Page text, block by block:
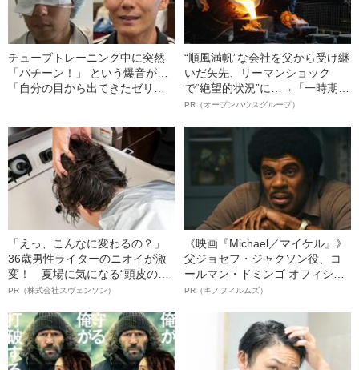
チューブトレーニング中に突然
「バチーン！」 という爆音が…
「自分の目から出てきたゼリー
レーした“サッカー選手”が視覚障
害を負った“恐怖の瞬間”を明かす
“順風満帆”な会社を父から受け継
いだ矢先、リーマンショック
で“絶望的状況”に…→「一時期は
納品3年待ち」のヒット商品を生
明かす、“逆転の戦術”
PR（オープンハウスグループ）
「えっ、こんなに変わるの？」
36歳男性ライターのニオイが激
変！ 夏場に気になる“頭皮のニ
オイ”や“ベタつき”を解消す
ト”が生み出した徹底ケアとは
PR（株式会社スヴェンソン）
《映画『Michael／マイケル』》
父ジョセフ・ジャクソン役、コ
ールマン・ドミンゴ オフィシャ
ルインタビュー“観客を魅了した
語る”《日本興収70億円突破》
PR（キノフィルムズ）